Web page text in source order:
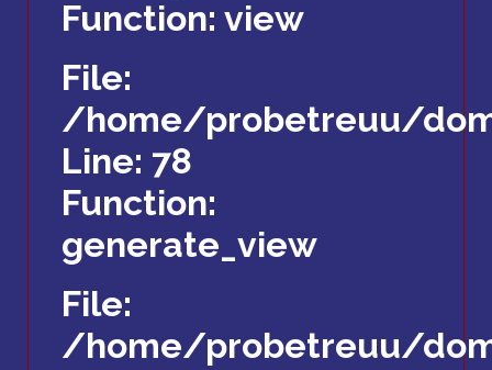
Function: view
File:
/home/probetreuu/
Line: 78
Function:
generate_view
File:
/home/probetreuu/